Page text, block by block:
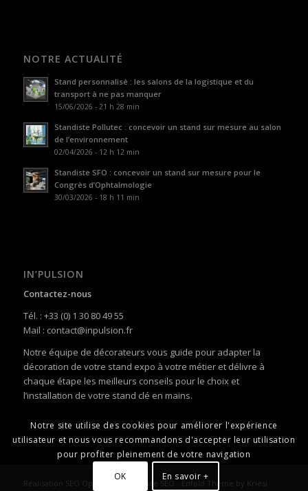
NOTRE ACTUALITÉ
Stand personnalisé : les salons de la logistique et du
transport à ne pas manquer
15/06/2026 - 21 h 28 min
Standiste Pollutec : concevoir un stand sur mesure au salon
de l’environnement
02/04/2026 - 12 h 12 min
Standiste SFO : concevoir un stand sur mesure pour le
Congrès d’Ophtalmologie
30/03/2026 - 18 h 11 min
IN’PULSION
Contactez-nous
Tél. : +33 (0) 1 30 80 49 55
Mail : contact@inpulsion.fr
Notre équipe de décorateurs vous guide pour adapter la
décoration de votre stand expo à votre métier et délivre à
chaque étape les meilleurs conseils pour le choix et
l’installation de votre stand clé en mains.
Réalisation SEO Optimize360 Agence SEO Enfold Theme by Kriesi
Notre site utilise des cookies pour améliorer l'expérience
utilisateur et nous vous recommandons d'accepter leur utilisation
pour profiter pleinement de votre navigation
OK
En savoir +